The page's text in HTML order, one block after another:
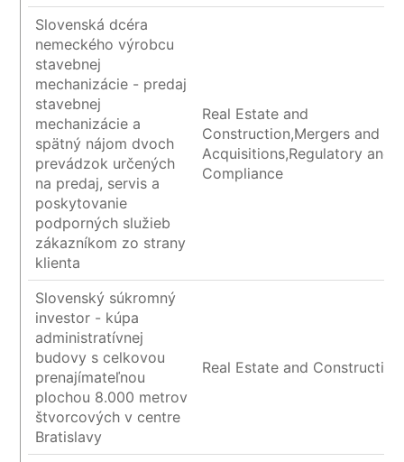
Slovenská dcéra
nemeckého výrobcu
stavebnej
mechanizácie - predaj
stavebnej
mechanizácie a
spätný nájom dvoch
prevádzok určených
na predaj, servis a
poskytovanie
podporných služieb
zákazníkom zo strany
klienta
Real Estate and
Construction,Mergers and
Acquisitions,Regulatory and
Compliance
Slovenský súkromný
investor - kúpa
administratívnej
budovy s celkovou
prenajímateľnou
plochou 8.000 metrov
štvorcových v centre
Bratislavy
Real Estate and Construction